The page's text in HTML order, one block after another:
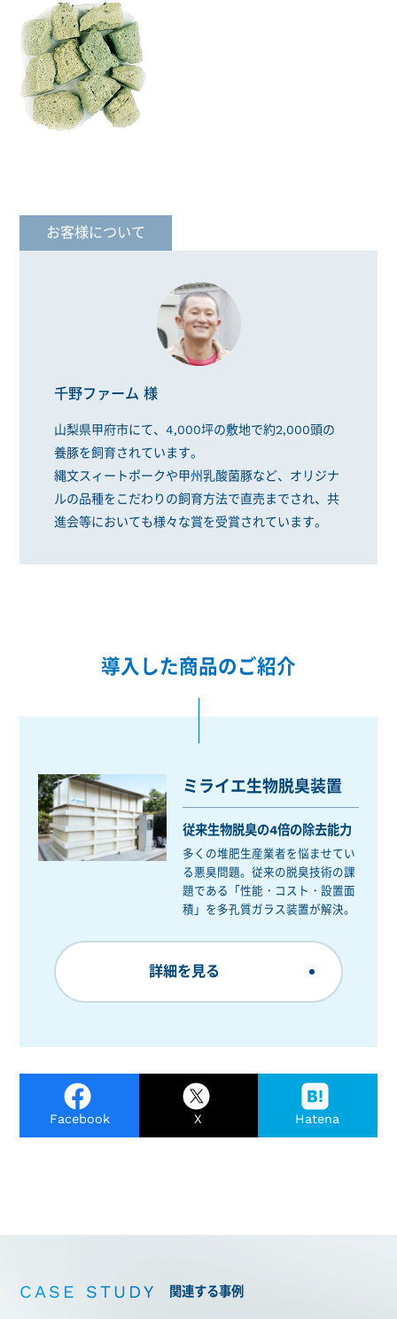
お客様について
千野ファーム 様
山梨県甲府市にて、4,000坪の敷地で約2,000頭の
養豚を飼育されています。
縄文スィートポークや甲州乳酸菌豚など、オリジナ
ルの品種をこだわりの飼育方法で直売までされ、共
進会等においても様々な賞を受賞されています。
導入した商品のご紹介
ミライエ生物脱臭装置
従来生物脱臭の4倍の除去能力
多くの堆肥生産業者を悩ませてい
る悪臭問題。従来の脱臭技術の課
題である「性能・コスト・設置面
積」を多孔質ガラス装置が解決。
詳細を見る
Facebook X Hatena
CASE STUDY 関連する事例